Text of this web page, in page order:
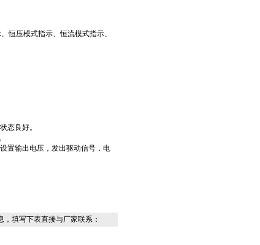
恒压模式指示、恒流模式指示、
态良好。
置输出电压，发出驱动信号，电
填写下表直接与厂家联系：